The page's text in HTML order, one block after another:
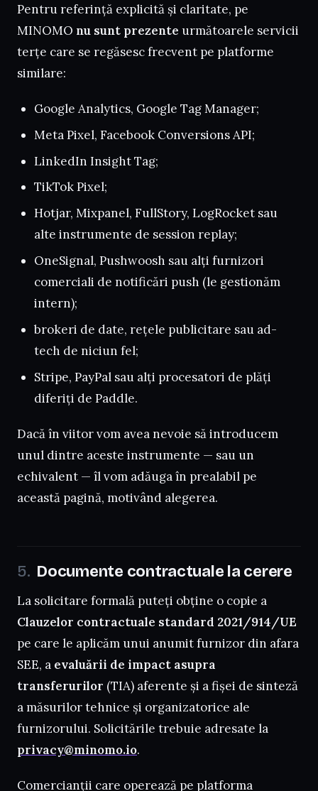
Pentru referință explicită și claritate, pe
MINOMO nu sunt prezente următoarele servicii
terțe care se regăsesc frecvent pe platforme
similare:
Google Analytics, Google Tag Manager;
Meta Pixel, Facebook Conversions API;
LinkedIn Insight Tag;
TikTok Pixel;
Hotjar, Mixpanel, FullStory, LogRocket sau
alte instrumente de session replay;
OneSignal, Pushwoosh sau alți furnizori
comerciali de notificări push (le gestionăm
intern);
brokeri de date, rețele publicitare sau ad-
tech de niciun fel;
Stripe, PayPal sau alți procesatori de plăți
diferiți de Paddle.
Dacă în viitor vom avea nevoie să introducem
unul dintre aceste instrumente — sau un
echivalent — îl vom adăuga în prealabil pe
această pagină, motivând alegerea.
Documente contractuale la cerere
La solicitare formală puteți obține o copie a
Clauzelor contractuale standard 2021/914/UE
pe care le aplicăm unui anumit furnizor din afara
SEE, a evaluării de impact asupra
transferurilor (TIA) aferente și a fișei de sinteză
a măsurilor tehnice și organizatorice ale
furnizorului. Solicitările trebuie adresate la
privacy@minomo.io.
Comercianții care operează pe platforma